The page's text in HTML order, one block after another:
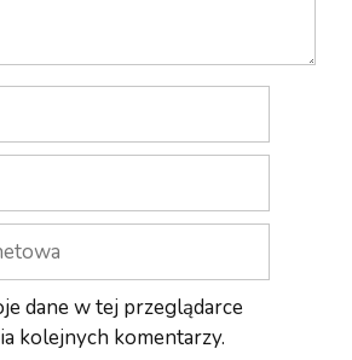
dane w tej przeglądarce
kolejnych komentarzy.